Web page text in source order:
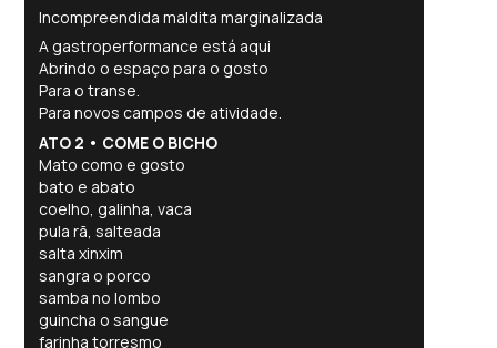
Incompreendida maldita marginalizada
A gastroperformance está aqui
Abrindo o espaço para o gosto
Para o transe.
Para novos campos de atividade.
ATO 2 • COME O BICHO
Mato como e gosto
bato e abato
coelho, galinha, vaca
pula rã, salteada
salta xinxim
sangra o porco
samba no lombo
guincha o sangue
farinha torresmo